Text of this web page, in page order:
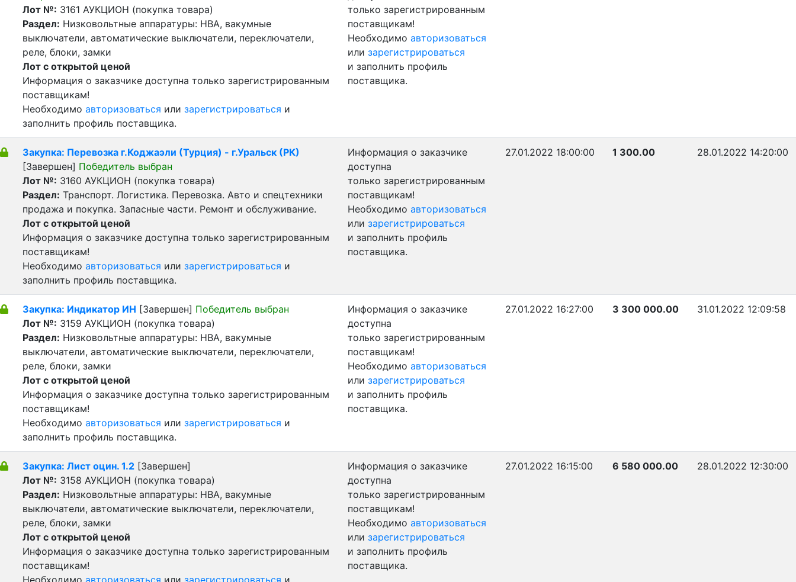
Лот №: 3161 АУКЦИОН (покупка товара)
Раздел: Низковольтные аппаратуры: НВА, вакумные
выключатели, автоматические выключатели, переключатели,
реле, блоки, замки
Лот с открытой ценой
Информация о заказчике доступна только зарегистрированным
поставщикам!
Необходимо авторизоваться или зарегистрироваться и
заполнить профиль поставщика.
только зарегистрированным
поставщикам!
Необходимо авторизоваться
или зарегистрироваться
и заполнить профиль
поставщика.
Закупка: Перевозка г.Коджаэли (Турция) - г.Уральск (РК)
[Завершен] Победитель выбран
Лот №: 3160 АУКЦИОН (покупка товара)
Раздел: Транспорт. Логистика. Перевозка. Авто и спецтехники
продажа и покупка. Запасные части. Ремонт и обслуживание.
Лот с открытой ценой
Информация о заказчике доступна только зарегистрированным
поставщикам!
Необходимо авторизоваться или зарегистрироваться и
заполнить профиль поставщика.
Информация о заказчике
доступна
только зарегистрированным
поставщикам!
Необходимо авторизоваться
или зарегистрироваться
и заполнить профиль
поставщика.
27.01.2022 18:00:00 1 300.00 28.01.2022 14:20:00
Закупка: Индикатор ИН [Завершен] Победитель выбран
Лот №: 3159 АУКЦИОН (покупка товара)
Раздел: Низковольтные аппаратуры: НВА, вакумные
выключатели, автоматические выключатели, переключатели,
реле, блоки, замки
Лот с открытой ценой
Информация о заказчике доступна только зарегистрированным
поставщикам!
Необходимо авторизоваться или зарегистрироваться и
заполнить профиль поставщика.
Информация о заказчике
доступна
только зарегистрированным
поставщикам!
Необходимо авторизоваться
или зарегистрироваться
и заполнить профиль
поставщика.
27.01.2022 16:27:00 3 300 000.00 31.01.2022 12:09:58
Закупка: Лист оцин. 1.2 [Завершен]
Лот №: 3158 АУКЦИОН (покупка товара)
Раздел: Низковольтные аппаратуры: НВА, вакумные
выключатели, автоматические выключатели, переключатели,
реле, блоки, замки
Лот с открытой ценой
Информация о заказчике доступна только зарегистрированным
поставщикам!
Необходимо авторизоваться или зарегистрироваться и
Информация о заказчике
доступна
только зарегистрированным
поставщикам!
Необходимо авторизоваться
или зарегистрироваться
и заполнить профиль
поставщика.
27.01.2022 16:15:00 6 580 000.00 28.01.2022 12:30:00